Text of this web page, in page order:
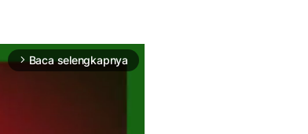
arrow_forward_ios Baca selengkapnya